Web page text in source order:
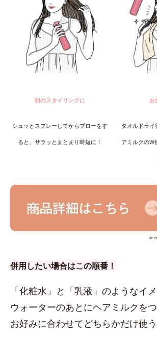
朝のスタイリングに
シュッとスプレーしてからブローをす
ると、サラッとまとまり時短に！
お
タオルドラ
アミルクのW
併用したい場合はこの順番！
「化粧水」と「乳液」のようなイ
ウォーターのあとにヘアミルクをつ
お好みに合わせてどちらかだけ使